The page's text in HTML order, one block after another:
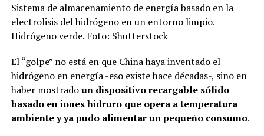
Sistema de almacenamiento de energía basado en la
electrolisis del hidrógeno en un entorno limpio.
Hidrógeno verde. Foto: Shutterstock
El “golpe” no está en que China haya inventado el
hidrógeno en energía -eso existe hace décadas-, sino en
haber mostradoun dispositivo recargable sólido
basado en iones hidruro que opera a temperatura
ambiente y ya pudo alimentar un pequeño consumo.